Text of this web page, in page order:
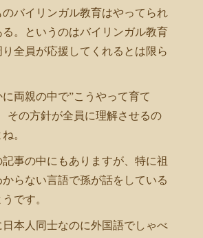
バイリンガル教育はやってられ
。というのはバイリンガル教育
全員が応援してくれるとは限ら
両親の中で”こうやって育て
その方針が全員に理解させるの
。
事の中にもありますが、特に祖
らない言語で孫が話をしている
です。
日本人同士なのに外国語でしゃべ